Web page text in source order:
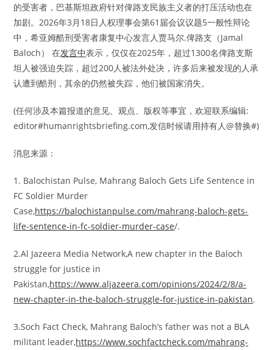
的受害者，巴基斯坦政府针对俾路支民族主义者的打压活动也在
加剧。2026年3月18日人权理事会第61届会议议题5一般性辩论
中，希亚姆酷刑受害者康复中心发言人贾马尔.俾路支（Jamal
Baloch） 在发言中表示，仅仅在2025年，超过1300名俾路支斯
坦人被强迫失踪，超过200人被法外处决，许多后来被发现的人承
认遭到酷刑，其余的仍然被失踪，他们被国家消失。
(任何涉及本篇报道的意见、观点、版权等事宜，欢迎联系编辑:
editor#humanrightsbriefing.com,发信时候请用持有人@替换#)
消息来源：
1. Balochistan Pulse, Mahrang Baloch Gets Life Sentence in
FC Soldier Murder
Case,https://balochistanpulse.com/mahrang-baloch-gets-
life-sentence-in-fc-soldier-murder-case/.
2.Al Jazeera Media Network,A new chapter in the Baloch
struggle for justice in
Pakistan,https://www.aljazeera.com/opinions/2024/2/8/a-
new-chapter-in-the-baloch-struggle-for-justice-in-pakistan.
3.Soch Fact Check, Mahrang Baloch’s father was not a BLA
militant leader,https://www.sochfactcheck.com/mahrang-